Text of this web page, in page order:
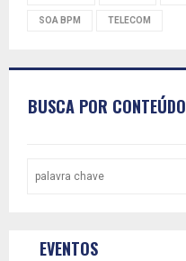
SOA BPM TELECOM
BUSCA POR CONTEÚDO
EVENTOS